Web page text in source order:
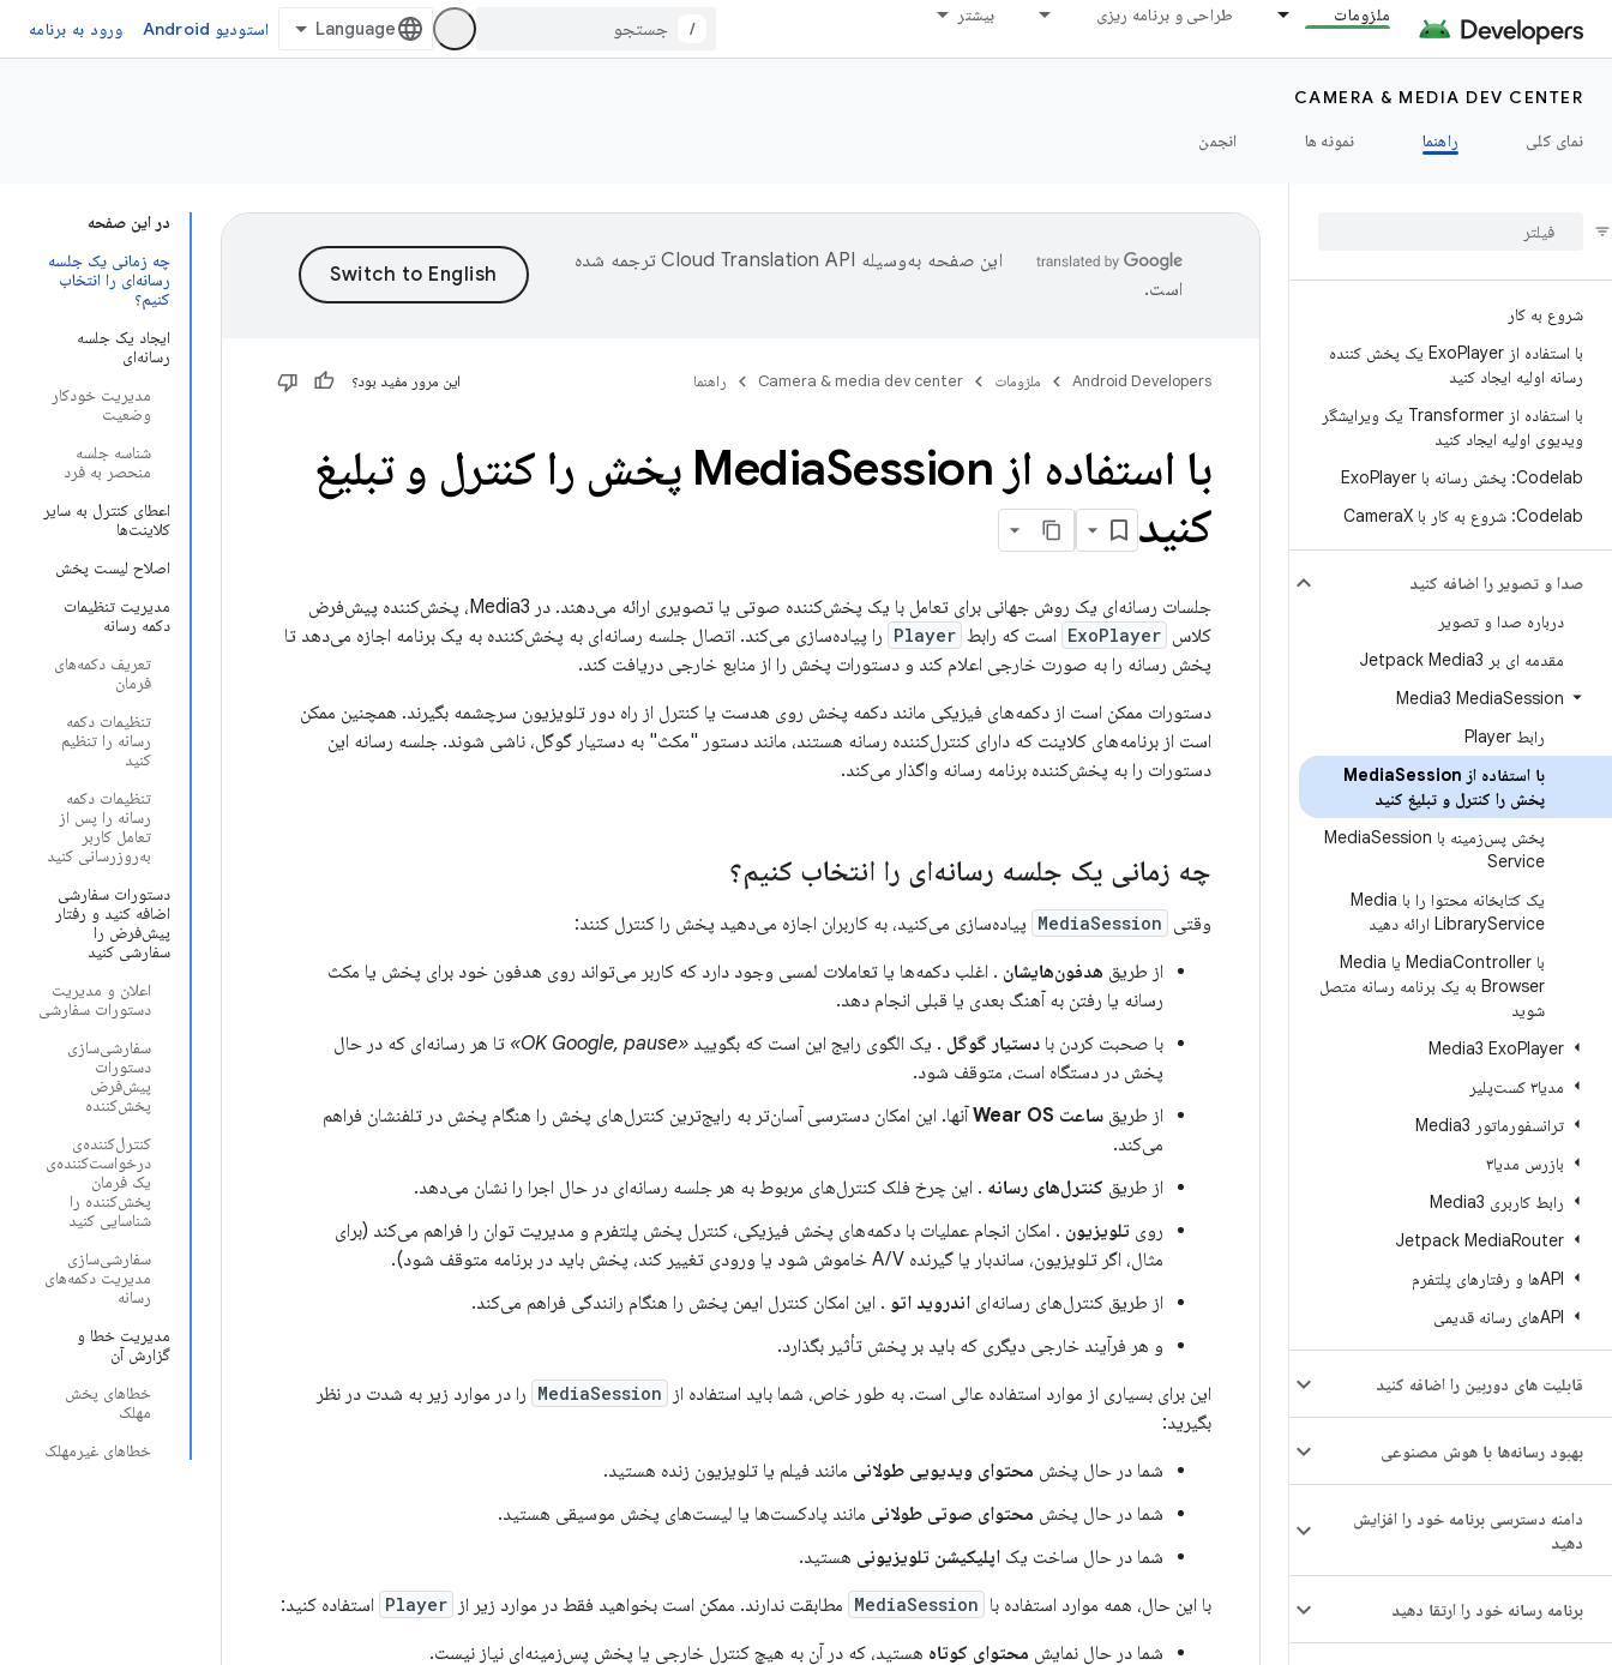
ملزومات طراحی و برنامه ریزی بیشتر
/ استودیو Android ورود به برنامه
CAMERA & MEDIA DEV CENTER
نمای کلی
راهنما نمونه ها انجمن
شروع به کار
با استفاده از Exo
Player یک پخش کننده
رسانه اولیه ایجاد کنید
با استفاده از Transformer یک ویرایشگر
ویدیوی اولیه ایجاد کنید
Codelab: پخش رسانه با Exo
Player
Codelab: شروع به کار با Camera
X
صدا و تصویر را اضافه کنید
درباره صدا و تصویر
مقدمه ای بر Jetpack Media3
Media3 MediaSession
رابط Player
با استفاده از Media Session
پخش را کنترل و تبلیغ کنید
پخش پس‌زمینه با Media Session
Service
یک کتابخانه محتوا را با Media
LibraryService ارائه دهید
با Media Controller یا Media
Browser به یک برنامه رسانه متصل
شوید
Media3 ExoPlayer
مدیا۳ کست‌پلیر
ترانسفورماتور Media3
بازرس مدیا۳
رابط کاربری Media3
Jetpack MediaRouter
APIها و رفتارهای پلتفرم
APIهای رسانه قدیمی
قابلیت های دوربین را اضافه کنید
بهبود رسانه‌ها با هوش مصنوعی
دامنه دسترسی برنامه خود را افزایش
دهید
برنامه رسانه خود را ارتقا دهید
در این صفحه
چه زمانی یک جلسه
رسانه‌ای را انتخاب
کنیم؟
ایجاد یک جلسه
رسانه‌ای
مدیریت خودکار
وضعیت
شناسه جلسه
منحصر به فرد
اعطای کنترل به سایر
کلاینت‌ها
اصلاح لیست پخش
مدیریت تنظیمات
دکمه رسانه
تعریف دکمه‌های
فرمان
تنظیمات دکمه
رسانه را تنظیم
کنید
تنظیمات دکمه
رسانه را پس از
تعامل کاربر
به‌روزرسانی کنید
دستورات سفارشی
اضافه کنید و رفتار
پیش‌فرض را
سفارشی کنید
اعلان و مدیریت
دستورات سفارشی
سفارشی‌سازی
دستورات
پیش‌فرض
پخش‌کننده
کنترل‌کننده‌ی
درخواست‌کننده‌ی
یک فرمان
پخش‌کننده را
شناسایی کنید
سفارشی‌سازی
مدیریت دکمه‌های
رسانه
مدیریت خطا و
گزارش آن
خطاهای پخش
مهلک
خطاهای غیرمهلک
این صفحه به‌وسیله
ترجمه شده
است.
Android Developers ملزومات Camera & media dev center راهنما این مرور مفید بود؟
با استفاده از Media
Session پخش را کنترل و تبلیغ
کنید
جلسات رسانه‌ای یک روش جهانی برای تعامل با یک پخش‌کننده صوتی یا تصویری ارائه می‌دهند. در Media3، پخش‌کننده پیش‌فرض
کلاس ExoPlayer است که رابط Player را پیاده‌سازی می‌کند. اتصال جلسه رسانه‌ای به پخش‌کننده به یک برنامه اجازه می‌دهد تا
پخش رسانه را به صورت خارجی اعلام کند و دستورات پخش را از منابع خارجی دریافت کند.
دستورات ممکن است از دکمه‌های فیزیکی مانند دکمه پخش روی هدست یا کنترل از راه دور تلویزیون سرچشمه بگیرند. همچنین ممکن
است از برنامه‌های کلاینت که دارای کنترل‌کننده رسانه هستند، مانند دستور "مکث" به دستیار گوگل، ناشی شوند. جلسه رسانه این
دستورات را به پخش‌کننده برنامه رسانه واگذار می‌کند.
چه زمانی یک جلسه رسانه‌ای را انتخاب کنیم؟
وقتی MediaSession پیاده‌سازی می‌کنید، به کاربران اجازه می‌دهید پخش را کنترل کنند:
از طریق هدفون‌هایشان . اغلب دکمه‌ها یا تعاملات لمسی وجود دارد که کاربر می‌تواند روی هدفون خود برای پخش یا مکث
رسانه یا رفتن به آهنگ بعدی یا قبلی انجام دهد.
با صحبت کردن با دستیار گوگل . یک الگوی رایج این است که بگویید «OK Google, pause»
تا هر رسانه‌ای که در حال
پخش در دستگاه است، متوقف شود.
از طریق ساعت Wear OS
آنها. این امکان دسترسی آسان‌تر به رایج‌ترین کنترل‌های پخش را هنگام پخش در تلفنشان فراهم
می‌کند.
از طریق کنترل‌های رسانه . این چرخ فلک کنترل‌های مربوط به هر جلسه رسانه‌ای در حال اجرا را نشان می‌دهد.
روی تلویزیون . امکان انجام عملیات با دکمه‌های پخش فیزیکی، کنترل پخش پلتفرم و مدیریت توان را فراهم می‌کند (برای
مثال، اگر تلویزیون، ساندبار یا گیرنده A/V خاموش شود یا ورودی تغییر کند، پخش باید در برنامه متوقف شود).
از طریق کنترل‌های رسانه‌ای اندروید اتو . این امکان کنترل ایمن پخش را هنگام رانندگی فراهم می‌کند.
و هر فرآیند خارجی دیگری که باید بر پخش تأثیر بگذارد.
این برای بسیاری از موارد استفاده عالی است. به طور خاص، شما باید استفاده از
MediaSession را در موارد زیر به شدت در نظر
بگیرید:
شما در حال پخش محتوای ویدیویی طولانی مانند فیلم یا تلویزیون زنده هستید.
شما در حال پخش محتوای صوتی طولانی مانند پادکست‌ها یا لیست‌های پخش موسیقی هستید.
شما در حال ساخت یک اپلیکیشن تلویزیونی هستید.
با این حال، همه موارد استفاده با MediaSession مطابقت ندارند. ممکن است بخواهید فقط در موارد زیر از Player استفاده کنید:
شما در حال نمایش محتوای کوتاه هستید، که در آن به هیچ کنترل خارجی یا پخش پس‌زمینه‌ای نیاز نیست.